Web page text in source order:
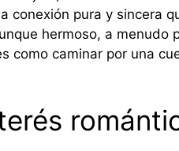
conexión pura y sincera
hermoso, a menudo
como caminar por una